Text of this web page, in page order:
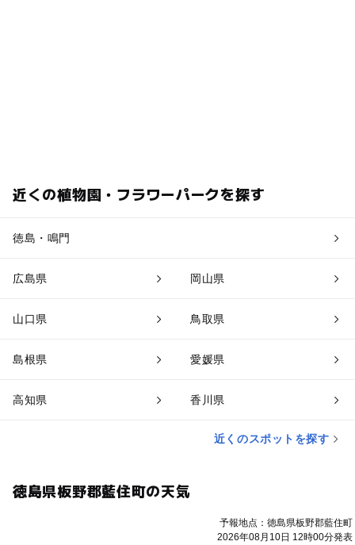
近くの植物園・フラワーパークを探す
徳島・鳴門
広島県 岡山県
山口県 鳥取県
島根県 愛媛県
高知県 香川県
近くのスポットを探す
徳島県板野郡藍住町の天気
予報地点：徳島県板野郡藍住町
2026年08月10日 12時00分発表